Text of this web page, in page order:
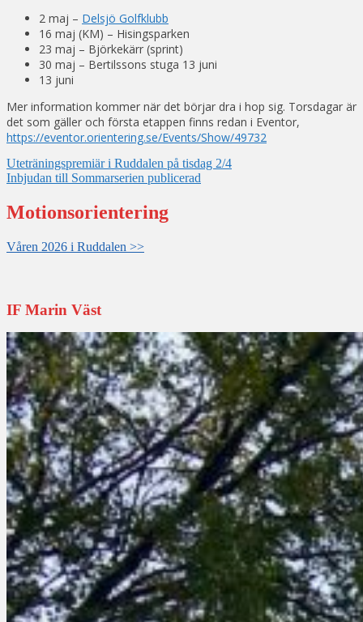
2 maj – Delsjö Golfklubb
16 maj (KM) – Hisingsparken
23 maj – Björkekärr (sprint)
30 maj – Bertilssons stuga 13 juni
13 juni
Mer information kommer när det börjar dra i hop sig. Torsdagar är
det som gäller och första etappen finns redan i Eventor,
https://eventor.orientering.se/Events/Show/49732
Inläggsnavigering
Uteträningspremiär i Ruddalen på tisdag 2/4
Inbjudan till Sommarserien publicerad
Motionsorientering
Våren 2026 i Ruddalen >>
IF Marin Väst